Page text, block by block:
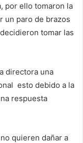
por ello tomaron la
un paro de brazos
tomar las
directora una
esto debido a la
respuesta
quieren dañar a